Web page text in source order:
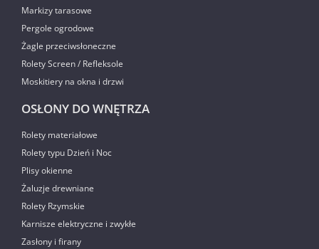
Markizy tarasowe
Pergole ogrodowe
Żagle przeciwsłoneczne
Rolety Screen / Refleksole
Moskitiery na okna i drzwi
OSŁONY DO WNĘTRZA
Rolety materiałowe
Rolety typu Dzień i Noc
Plisy okienne
Żaluzje drewniane
Rolety Rzymskie
Karnisze elektryczne i zwykłe
Zasłony i firany